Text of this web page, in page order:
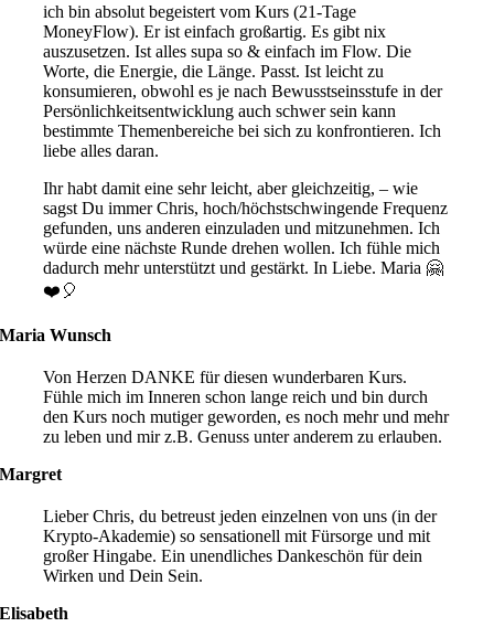
ich bin absolut begeistert vom Kurs (21-Tage
MoneyFlow). Er ist einfach großartig. Es gibt nix
auszusetzen. Ist alles supa so & einfach im Flow. Die
Worte, die Energie, die Länge. Passt. Ist leicht zu
konsumieren, obwohl es je nach Bewusstseinsstufe in der
Persönlichkeitsentwicklung auch schwer sein kann
bestimmte Themenbereiche bei sich zu konfrontieren. Ich
liebe alles daran.
Ihr habt damit eine sehr leicht, aber gleichzeitig, – wie
sagst Du immer Chris, hoch/höchstschwingende Frequenz
gefunden, uns anderen einzuladen und mitzunehmen. Ich
würde eine nächste Runde drehen wollen. Ich fühle mich
dadurch mehr unterstützt und gestärkt. In Liebe. Maria 🤗
❤️🎈
Maria Wunsch
Von Herzen DANKE für diesen wunderbaren Kurs.
Fühle mich im Inneren schon lange reich und bin durch
den Kurs noch mutiger geworden, es noch mehr und mehr
zu leben und mir z.B. Genuss unter anderem zu erlauben.
Margret
Lieber Chris, du betreust jeden einzelnen von uns (in der
Krypto-Akademie) so sensationell mit Fürsorge und mit
großer Hingabe. Ein unendliches Dankeschön für dein
Wirken und Dein Sein.
Elisabeth